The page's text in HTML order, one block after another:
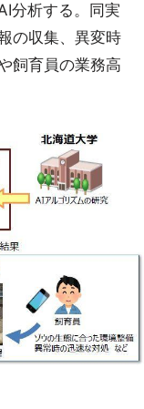
分析する。同実
の収集、異変時
飼育員の業務高